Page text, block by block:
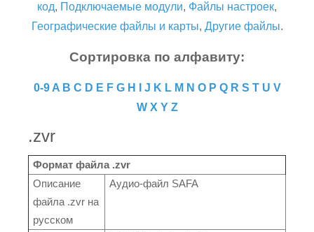
код, Подключаемые модули, Файлы настроек,
Географические файлы и карты, Другие файлы.
Сортировка по алфавиту:
0-9 A B C D E F G H J K L M N O P Q R S T U V
W X Y Z
.zvr
Формат файла .zvr
Описание
файла .zvr на
русском
Аудио-файл SAFA